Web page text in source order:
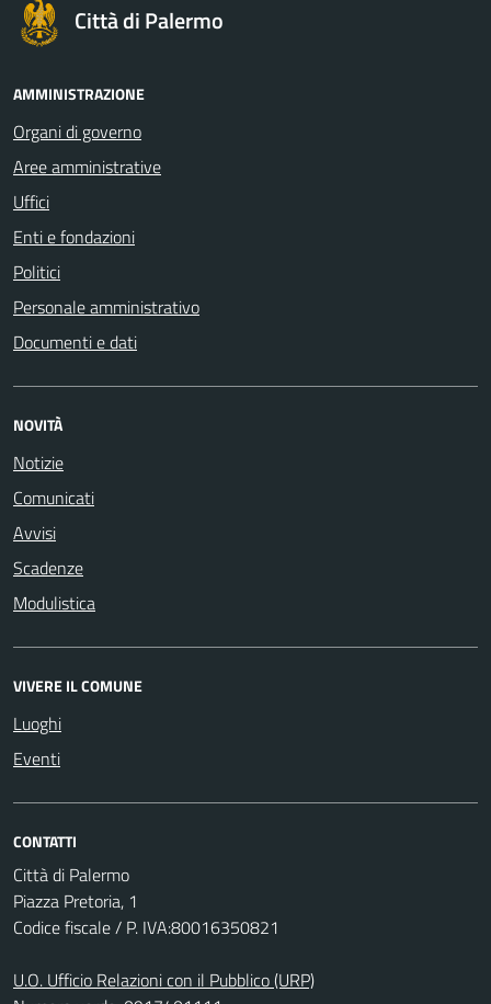
Città di Palermo
AMMINISTRAZIONE
Organi di governo
Aree amministrative
Uffici
Enti e fondazioni
Politici
Personale amministrativo
Documenti e dati
NOVITÀ
Notizie
Comunicati
Avvisi
Scadenze
Modulistica
VIVERE IL COMUNE
Luoghi
Eventi
CONTATTI
Città di Palermo
Piazza Pretoria, 1
Codice fiscale / P. IVA:80016350821
U.O. Ufficio Relazioni con il Pubblico (URP)